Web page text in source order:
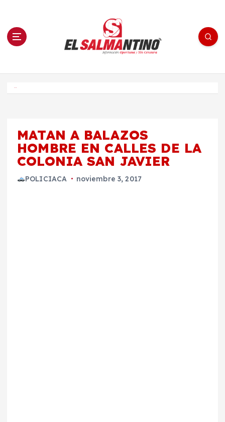
n El Salmantino - medios/noticias/editorial
MATAN A BALAZOS
HOMBRE EN CALLES DE LA
COLONIA SAN JAVIER
POLICIACA noviembre 3, 2017